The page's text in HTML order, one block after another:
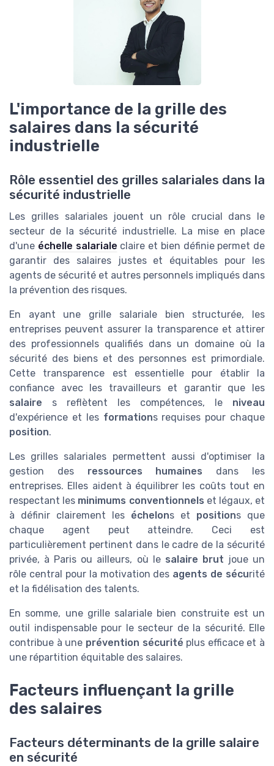
L'importance de la grille des
salaires dans la sécurité
industrielle
Rôle essentiel des grilles salariales dans la
sécurité industrielle
Les grilles salariales jouent un rôle crucial dans le
secteur de la sécurité industrielle. La mise en place
d'une échelle salariale claire et bien définie permet de
garantir des salaires justes et équitables pour les
agents de sécurité et autres personnels impliqués dans
la prévention des risques.
En ayant une grille salariale bien structurée, les
entreprises peuvent assurer la transparence et attirer
des professionnels qualifiés dans un domaine où la
sécurité des biens et des personnes est primordiale.
Cette transparence est essentielle pour établir la
confiance avec les travailleurs et garantir que les
salaire s reflètent les compétences, le niveau
d'expérience et les formations requises pour chaque
position.
Les grilles salariales permettent aussi d'optimiser la
gestion des ressources humaines dans les
entreprises. Elles aident à équilibrer les coûts tout en
respectant les minimums conventionnels et légaux, et
à définir clairement les échelons et positions que
chaque agent peut atteindre. Ceci est
particulièrement pertinent dans le cadre de la sécurité
privée, à Paris ou ailleurs, où le salaire brut joue un
rôle central pour la motivation des agents de sécurité
et la fidélisation des talents.
En somme, une grille salariale bien construite est un
outil indispensable pour le secteur de la sécurité. Elle
contribue à une prévention sécurité plus efficace et à
une répartition équitable des salaires.
Facteurs influençant la grille
des salaires
Facteurs déterminants de la grille salaire
en sécurité